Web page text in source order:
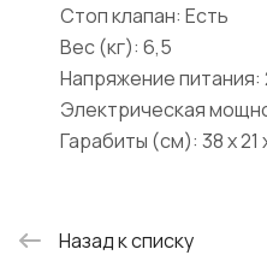
Стоп клапан: Есть
Вес (кг): 6,5
Напряжение питания:
Электрическая
Гарабиты (см): 38 х 21
Назад к списку